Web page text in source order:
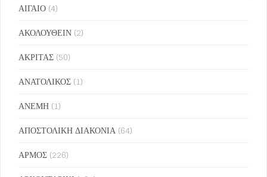
ΑΙΓΑΙΟ (4)
ΑΚΟΛΟΥΘΕΙΝ (2)
ΑΚΡΙΤΑΣ (50)
ΑΝΑΤΟΛΙΚΟΣ (1)
ΑΝΕΜΗ (1)
ΑΠΟΣΤΟΛΙΚΗ ΔΙΑΚΟΝΙΑ (64)
ΑΡΜΟΣ (226)